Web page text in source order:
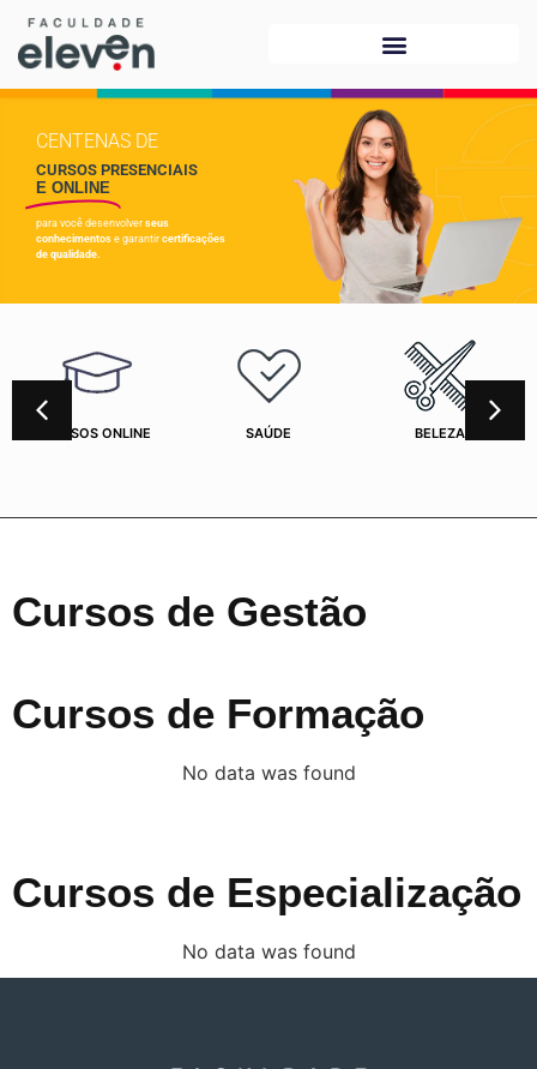
CENTENAS DE
CURSOS PRESENCIAIS
E ONLINE
para você desenvolver seus
conhecimentos e garantir certificações
de qualidade.
CURSOS ONLINE SAÚDE BELEZA
Cursos de Gestão
Cursos de Formação
No data was found
Cursos de Especialização
No data was found